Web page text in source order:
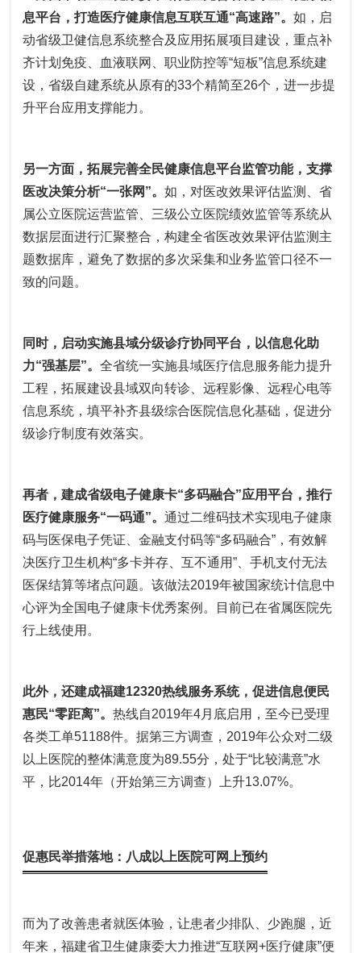
息平台，打造医疗健康信息互联互通“高速路”。 如，启
动省级卫健信息系统整合及应用拓展项目建设，重点补
齐计划免疫、血液联网、职业防控等“短板”信息系统建
设，省级自建系统从原有的33个精简至26个，进一步提
升平台应用支撑能力。
另一方面，拓展完善全民健康信息平台监管功能，支撑
医改决策分析“一张网”。 如，对医改效果评估监测、省
属公立医院运营监管、三级公立医院绩效监管等系统从
数据层面进行汇聚整合，构建全省医改效果评估监测主
题数据库，避免了数据的多次采集和业务监管口径不一
致的问题。
同时，启动实施县域分级诊疗协同平台，以信息化助
力“强基层”。 全省统一实施县域医疗信息服务能力提升
工程，拓展建设县域双向转诊、远程影像、远程心电等
信息系统，填平补齐县级综合医院信息化基础，促进分
级诊疗制度有效落实。
再者，建成省级电子健康卡“多码融合”应用平台，推行
医疗健康服务“一码通”。 通过二维码技术实现电子健康
码与医保电子凭证、金融支付码等“多码融合”，有效解
决医疗卫生机构“多卡并存、互不通用”、手机支付无法
医保结算等堵点问题。该做法2019年被国家统计信息中
心评为全国电子健康卡优秀案例。目前已在省属医院先
行上线使用。
此外，还建成福建12320热线服务系统，促进信息便民
惠民“零距离”。 热线自2019年4月底启用，至今已受理
各类工单51188件。据第三方调查，2019年公众对二级
以上医院的整体满意度为89.55分，处于“比较满意”水
平，比2014年（开始第三方调查）上升13.07%。
促惠民举措落地：八成以上医院可网上预约
而为了改善患者就医体验，让患者少排队、少跑腿，近
年来，福建省卫生健康委大力推进“互联网+医疗健康”便